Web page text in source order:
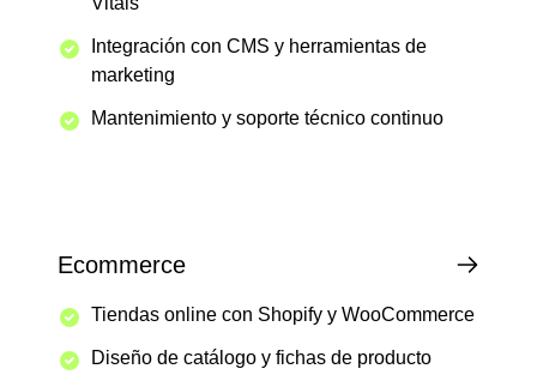
Integración con CMS y herramientas de
marketing
Mantenimiento y soporte técnico continuo
Ecommerce
Tiendas online con Shopify y WooCommerce
Diseño de catálogo y fichas de producto